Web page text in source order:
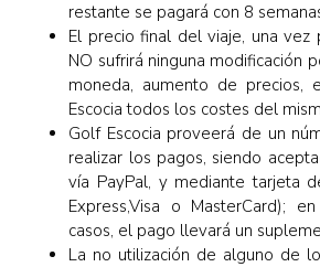
restante se pagará con 8
El precio final del viaje, una vez
NO sufrirá ninguna modificación
moneda, aumento de precios,
Escocia todos los costes del
Golf Escocia proveerá de un
realizar los pagos, siendo
vía PayPal, y mediante tarjeta
Express,Visa o MasterCard);
casos, el pago llevará un
La no utilización de alguno de